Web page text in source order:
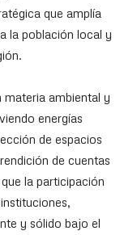
que amplía
la población local y
materia ambiental y
energías
de espacios
de cuentas
la participación
y sólido bajo el